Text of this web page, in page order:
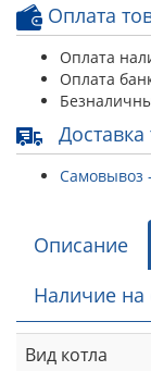
Оплата
Оплата
Оплата
Доставка
Самовывоз
Описание
Наличие на
Вид котла